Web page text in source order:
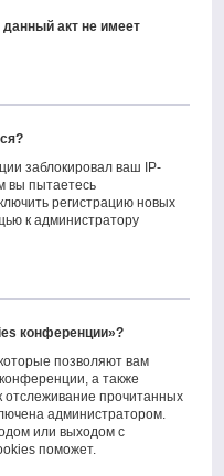
акт не имеет
заблокировал ваш IP-
вы пытаетесь
регистрацию новых
к администратору
конференции»?
позволяют вам
а также
отслеживание прочитанных
администратором.
или выходом с
поможет.